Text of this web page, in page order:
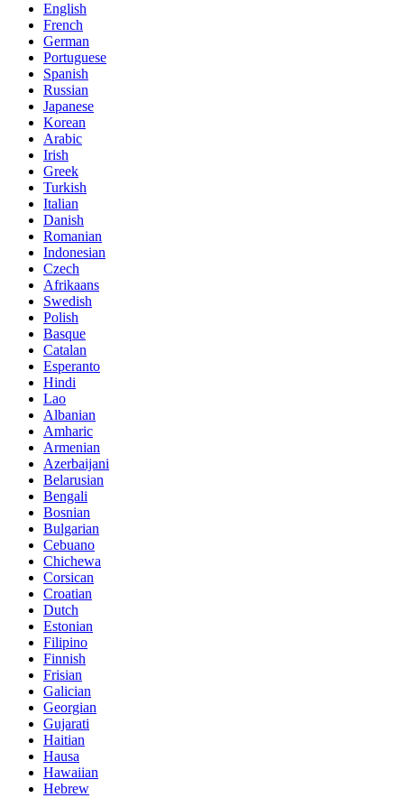
English
French
German
Portuguese
Spanish
Russian
Japanese
Korean
Arabic
Irish
Greek
Turkish
Italian
Danish
Romanian
Indonesian
Czech
Afrikaans
Swedish
Polish
Basque
Catalan
Esperanto
Hindi
Lao
Albanian
Amharic
Armenian
Azerbaijani
Belarusian
Bengali
Bosnian
Bulgarian
Cebuano
Chichewa
Corsican
Croatian
Dutch
Estonian
Filipino
Finnish
Frisian
Galician
Georgian
Gujarati
Haitian
Hausa
Hawaiian
Hebrew